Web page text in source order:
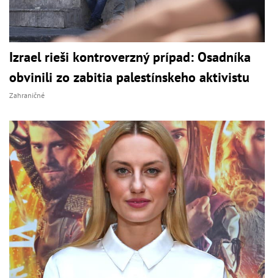
Izrael rieši kontroverzný prípad: Osadníka
obvinili zo zabitia palestínskeho aktivistu
Zahraničné